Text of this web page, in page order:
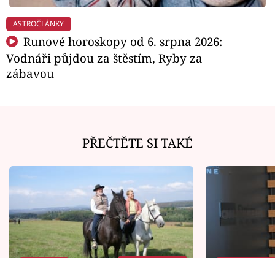
ASTROČLÁNKY
Runové horoskopy od 6. srpna 2026:
Vodnáři půjdou za štěstím, Ryby za
zábavou
PŘEČTĚTE SI TAKÉ